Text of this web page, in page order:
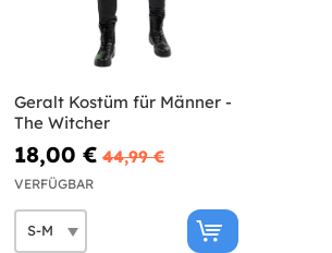
Geralt Kostüm für Männer -
The Witcher
18,00 € 44,99 €
VERFÜGBAR